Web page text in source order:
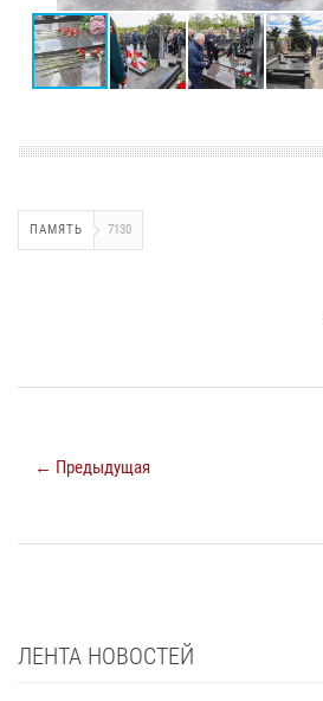
ПАМЯТЬ 7130
← Предыдущая
ЛЕНТА НОВОСТЕЙ